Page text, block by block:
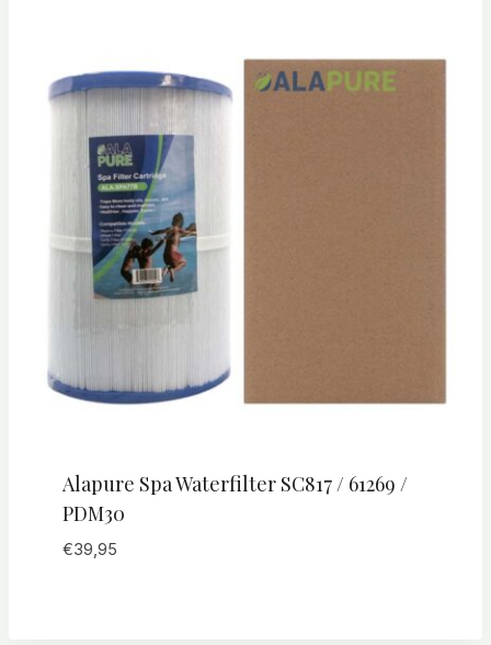
Alapure Spa Waterfilter SC817 / 61269 /
PDM30
€39,95